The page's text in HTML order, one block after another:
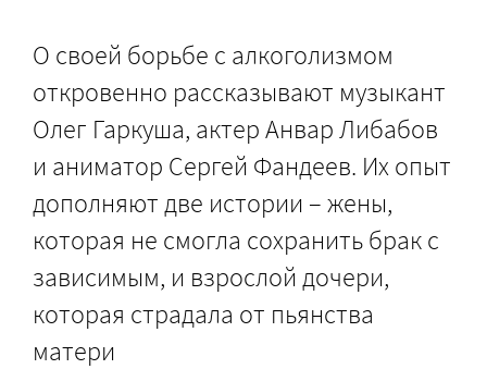
О своей борьбе с алкоголизмом
откровенно рассказывают музыкант
Олег Гаркуша, актер Анвар Либабов
и аниматор Сергей Фандеев. Их опыт
дополняют две истории – жены,
которая не смогла сохранить брак с
зависимым, и взрослой дочери,
которая страдала от пьянства
матери